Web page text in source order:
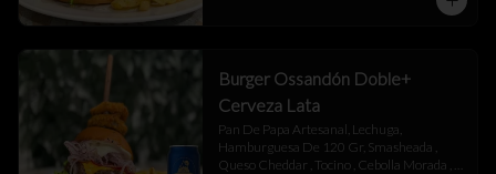
Burger Ossandón Doble+
Cerveza Lata
Pan De Papa Artesanal, Lechuga,
Hamburguesa De 120 Gr, Smasheada ,
Queso Cheddar , Tocino , Cebolla Morada ,